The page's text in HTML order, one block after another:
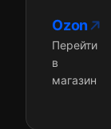
Ozon
Перейти
в
магазин